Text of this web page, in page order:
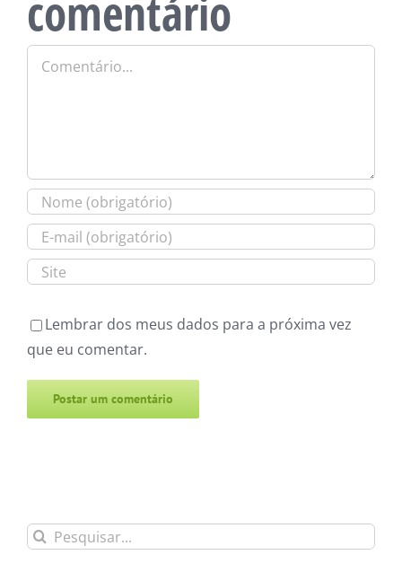
comentário
Comentário
Lembrar dos meus dados para a próxima vez
que eu comentar.
Buscar